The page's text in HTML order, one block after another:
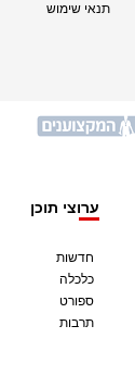
תנאי שימוש
ערוצי תוכן
חדשות
כלכלה
ספורט
תרבות